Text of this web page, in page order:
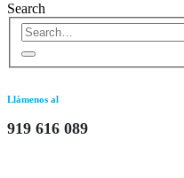
Search
Llámenos al
919 616 089